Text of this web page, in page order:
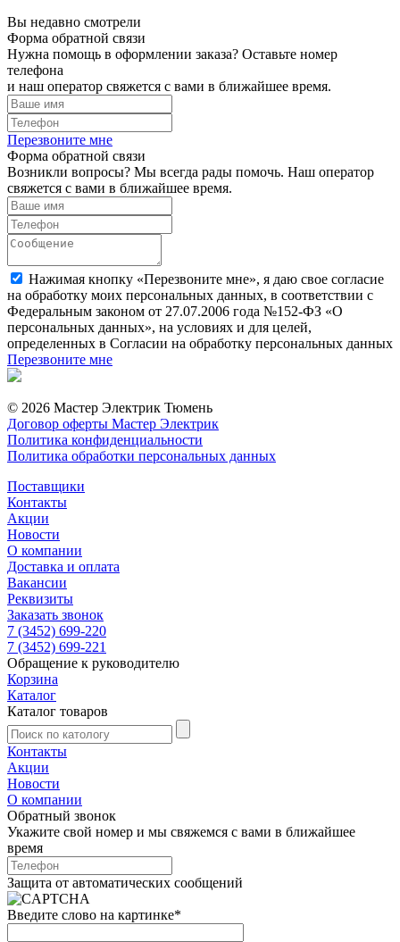
Вы недавно смотрели
Форма обратной связи
Нужна помощь в оформлении заказа? Оставьте номер
телефона
и наш оператор свяжется с вами в ближайшее время.
Перезвоните мне
Форма обратной связи
Возникли вопросы? Мы всегда рады помочь. Наш оператор
свяжется с вами в ближайшее время.
Нажимая кнопку «Перезвоните мне», я даю свое согласие
на обработку моих персональных данных, в соответствии с
Федеральным законом от 27.07.2006 года №152-ФЗ «О
персональных данных», на условиях и для целей,
определенных в Согласии на обработку персональных данных
Перезвоните мне
© 2026 Мастер Электрик Тюмень
Договор оферты Мастер Электрик
Политика конфиденциальности
Политика обработки персональных данных
Поставщики
Контакты
Акции
Новости
О компании
Доставка и оплата
Вакансии
Реквизиты
Заказать звонок
7 (3452) 699-220
7 (3452) 699-221
Обращение к руководителю
Корзина
Каталог
Каталог товаров
Контакты
Акции
Новости
О компании
Обратный звонок
Укажите свой номер и мы свяжемся с вами в ближайшее
время
Защита от автоматических сообщений
Введите слово на картинке*